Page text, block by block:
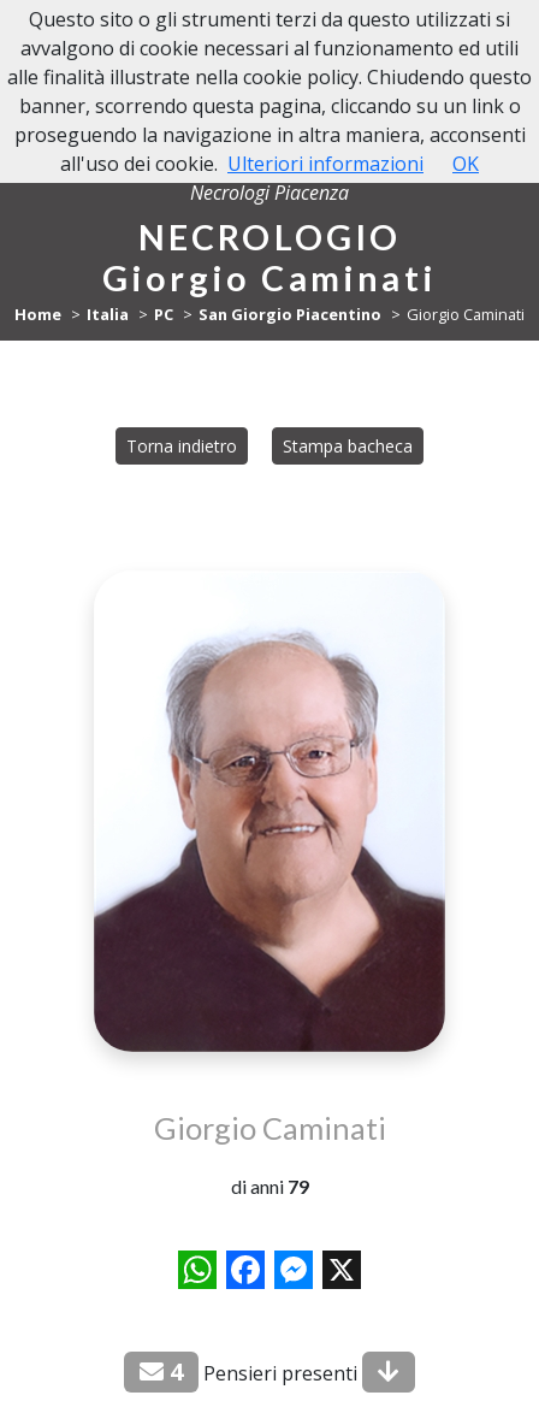
NECROLOGI PIACENZA
Necrologi Piacenza
NECROLOGIO
Giorgio Caminati
Home Italia PC San Giorgio Piacentino Giorgio Caminati
Torna indietro Stampa bacheca
Giorgio Caminati
di anni 79
WhatsAppFacebookMessenger
X
4 Pensieri presenti
Questo sito o gli strumenti terzi da questo utilizzati si
avvalgono di cookie necessari al funzionamento ed utili
alle finalità illustrate nella cookie policy. Chiudendo questo
banner, scorrendo questa pagina, cliccando su un link o
proseguendo la navigazione in altra maniera, acconsenti
all'uso dei cookie. Ulteriori informazioni OK